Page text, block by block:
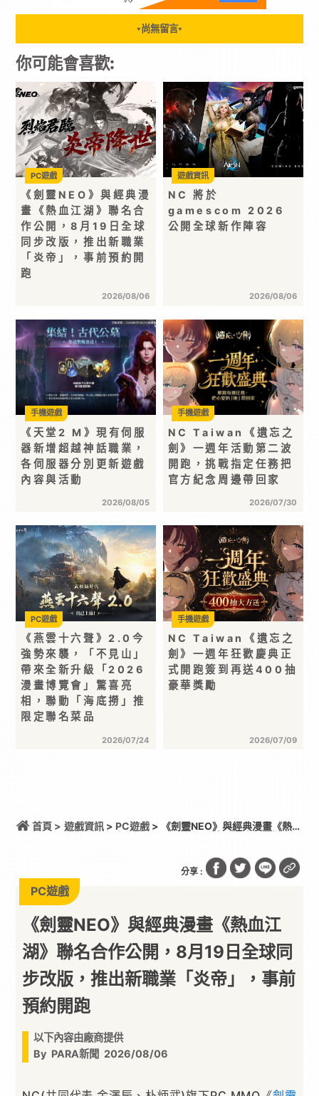
▼ 尚無留言▼
你可能會喜歡:
《劍靈NEO》與經典漫
畫《熱血江湖》聯名合
作公開，8月19日全球
同步改版，推出新職業
「炎帝」，事前預約開
跑
2026/08/06
PC遊戲
NC 將於
gamescom 2026
公開全球新作陣容
2026/08/06
遊戲資訊
《天堂2 M》現有伺服
器新增超越神話職業，
各伺服器分別更新遊戲
內容與活動
2026/08/05
手機遊戲
NC Taiwan《遺忘之
劍》一週年活動第二波
開跑，挑戰指定任務把
官方紀念周邊帶回家
2026/07/30
手機遊戲
《燕雲十六聲》2.0今
強勢來襲，「不見山」
帶來全新升級「2026
漫畫博覽會」驚喜亮
相，聯動「海底撈」推
限定聯名菜品
2026/07/24
PC遊戲
NC Taiwan《遺忘之
劍》一週年狂歡慶典正
式開跑簽到再送400抽
豪華獎勵
2026/07/09
手機遊戲
首頁 > 遊戲資訊> PC遊戲> 《劍靈NEO》與經典漫畫《熱血
分享 :
PC遊戲
《劍靈NEO》與經典漫畫《熱血江
湖》聯名合作公開，8月19日全球同
步改版，推出新職業「炎帝」，事前
預約開跑
以下內容由廠商提供
By PARA新聞 2026/08/06